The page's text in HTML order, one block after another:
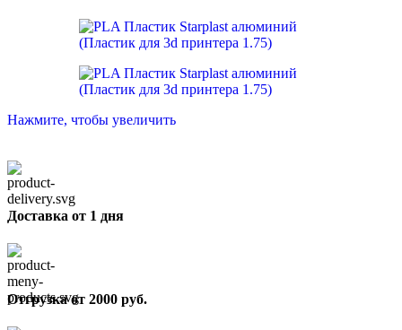
Нажмите, чтобы увеличить
Доставка от 1 дня
Отгрузка от 2000 руб.